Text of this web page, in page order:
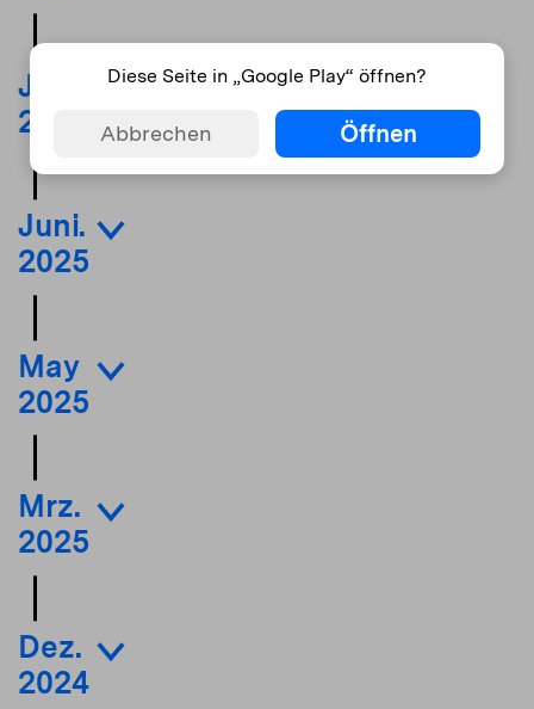
Juni.
2025
Juni.
2025
May
2025
Mrz.
2025
Dez.
2024
Diese Seite in „Google Play“ öffnen?
Abbrechen Öffnen